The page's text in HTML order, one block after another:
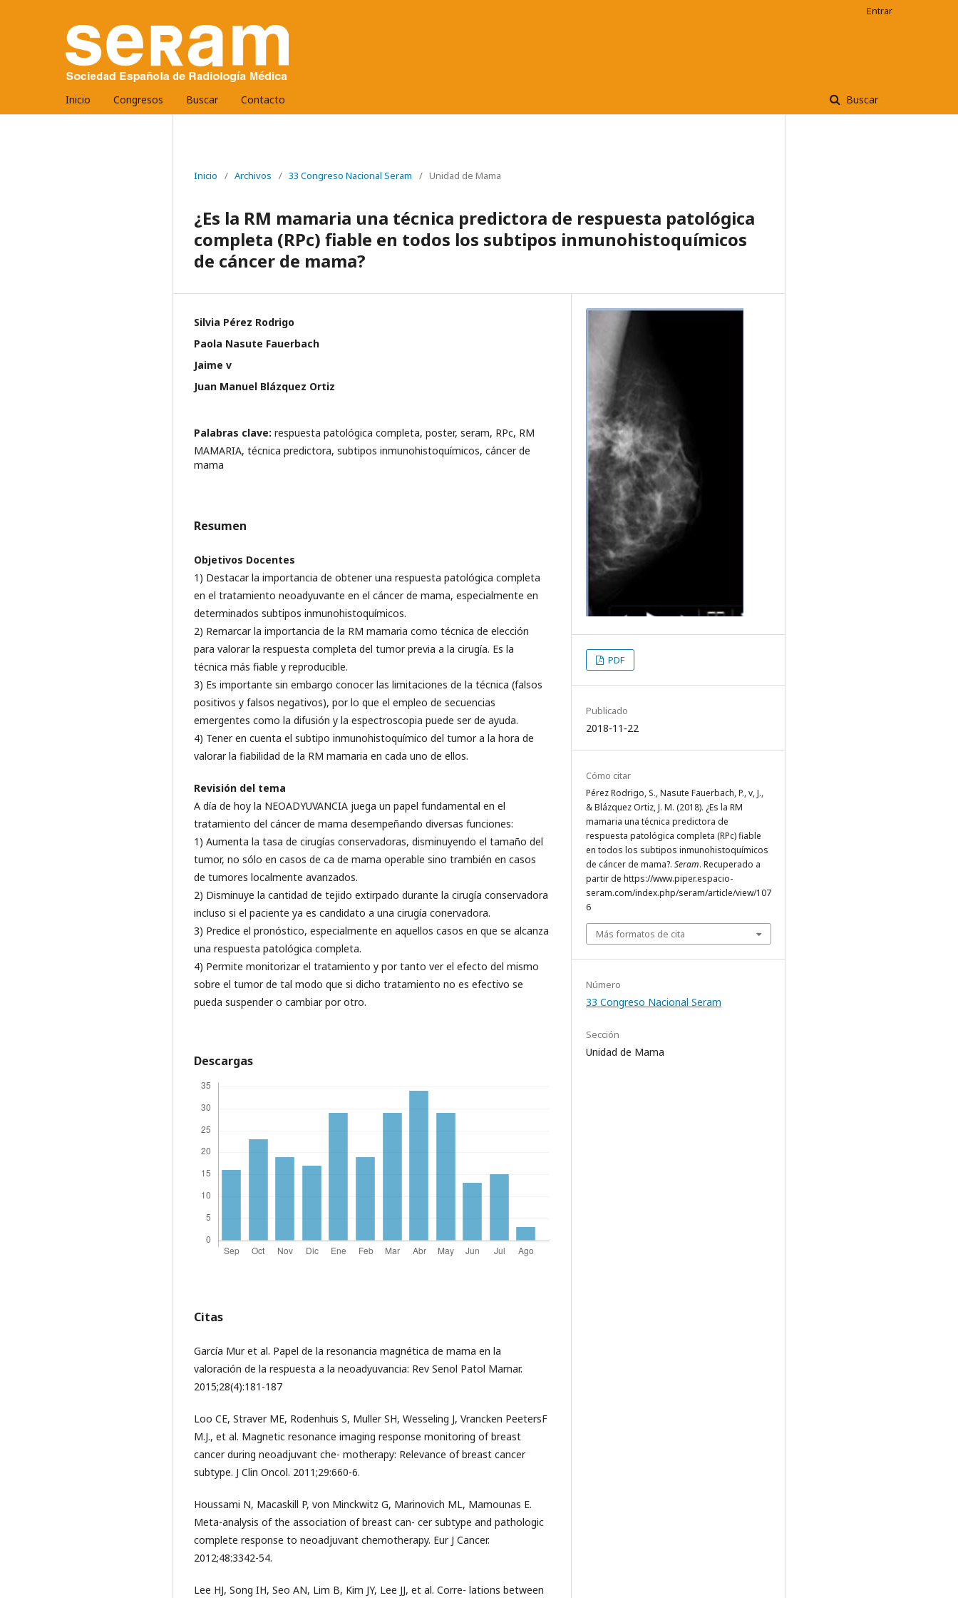
Inicio Congresos Buscar Contacto Buscar
Entrar
Inicio / Archivos / 33 Congreso Nacional Seram / Unidad de Mama
¿Es la RM mamaria una técnica predictora de respuesta patológica
completa (RPc) fiable en todos los subtipos inmunohistoquímicos
de cáncer de mama?
Silvia Pérez Rodrigo
Paola Nasute Fauerbach
Jaime v
Juan Manuel Blázquez Ortiz
Palabras clave: respuesta patológica completa, poster, seram, RPc, RM
MAMARIA, técnica predictora, subtipos inmunohistoquímicos, cáncer de
mama
Resumen
Objetivos Docentes
1) Destacar la importancia de obtener una respuesta patológica completa
en el tratamiento neoadyuvante en el cáncer de mama, especialmente en
determinados subtipos inmunohistoquímicos.
2) Remarcar la importancia de la RM mamaria como técnica de elección
para valorar la respuesta completa del tumor previa a la cirugía. Es la
técnica más fiable y reproducible.
3) Es importante sin embargo conocer las limitaciones de la técnica (falsos
positivos y falsos negativos), por lo que el empleo de secuencias
emergentes como la difusión y la espectroscopia puede ser de ayuda.
4) Tener en cuenta el subtipo inmunohistoquímico del tumor a la hora de
valorar la fiabilidad de la RM mamaria en cada uno de ellos.
Revisión del tema
A día de hoy la NEOADYUVANCIA juega un papel fundamental en el
tratamiento del cáncer de mama desempeñando diversas funciones:
1) Aumenta la tasa de cirugías conservadoras, disminuyendo el tamaño del
tumor, no sólo en casos de ca de mama operable sino trambién en casos
de tumores localmente avanzados.
2) Disminuye la cantidad de tejido extirpado durante la cirugía conservadora
incluso si el paciente ya es candidato a una cirugía conervadora.
3) Predice el pronóstico, especialmente en aquellos casos en que se alcanza
una respuesta patológica completa.
4) Permite monitorizar el tratamiento y por tanto ver el efecto del mismo
sobre el tumor de tal modo que si dicho tratamiento no es efectivo se
pueda suspender o cambiar por otro.
Descargas
Citas
García Mur et al. Papel de la resonancia magnética de mama en la
valoración de la respuesta a la neoadyuvancia: Rev Senol Patol Mamar.
2015;28(4):181-187
Loo CE, Straver ME, Rodenhuis S, Muller SH, Wesseling J, Vrancken PeetersF
M.J., et al. Magnetic resonance imaging response monitoring of breast
cancer during neoadjuvant che- motherapy: Relevance of breast cancer
subtype. J Clin Oncol. 2011;29:660-6.
Houssami N, Macaskill P, von Minckwitz G, Marinovich ML, Mamounas E.
Meta-analysis of the association of breast can- cer subtype and pathologic
complete response to neoadjuvant chemotherapy. Eur J Cancer.
2012;48:3342-54.
Lee HJ, Song IH, Seo AN, Lim B, Kim JY, Lee JJ, et al. Corre- lations between
PDF
Publicado
2018-11-22
Cómo citar
Pérez Rodrigo, S., Nasute Fauerbach, P., v, J.,
& Blázquez Ortiz, J. M. (2018). ¿Es la RM
mamaria una técnica predictora de
respuesta patológica completa (RPc) fiable
en todos los subtipos inmunohistoquímicos
de cáncer de mama?. Seram. Recuperado a
partir de https://www.piper.espacio-
seram.com/index.php/seram/article/view/107
6
Más formatos de cita
Número
33 Congreso Nacional Seram
Sección
Unidad de Mama